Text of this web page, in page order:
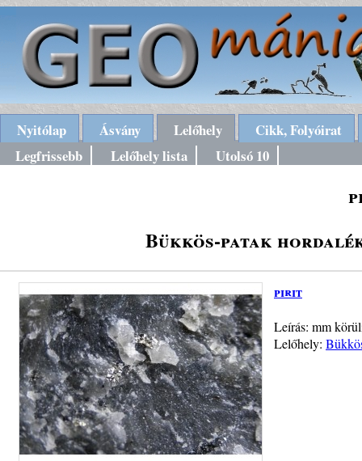
Nyitólap Ásvány Lelőhely
Cikk, Folyóirat
Legfrissebb
Lelőhely lista Utolsó 10
Bükkös-patak
pirit
Leírás: mm
Lelőhely: